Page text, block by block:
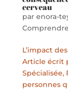
cerveau
par enora-
L’impact
Article écrit
Spécialisée,
personnes